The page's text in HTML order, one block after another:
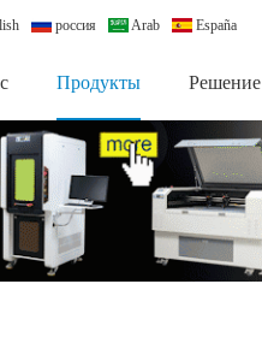
россия Arab España
Продукты Pешение